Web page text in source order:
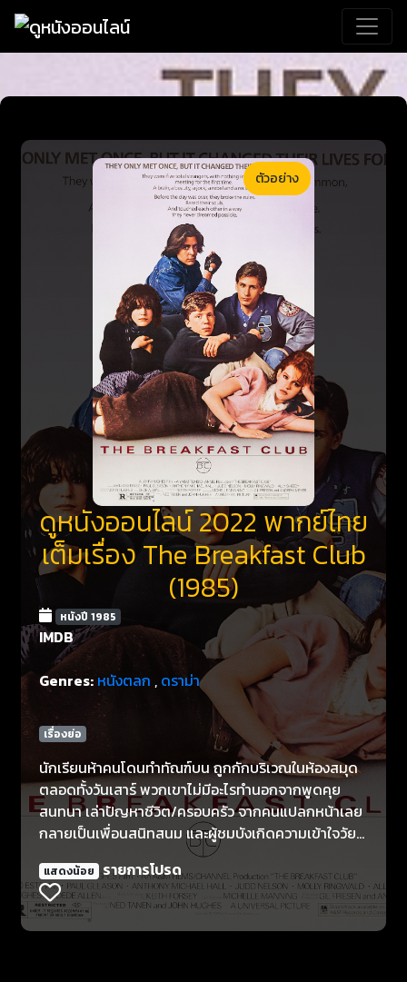
ตัวอย่าง
ดูหนังออนไลน์ 2022 พากย์ไทย
เต็มเรื่อง The Breakfast Club
(1985)
หนังปี 1985
IMDB
Genres: หนังตลก , ดราม่า
เรื่องย่อ
นักเรียนห้าคนโดนทำทัณฑ์บน ถูกกักบริเวณในห้องสมุด
ตลอดทั้งวันเสาร์ พวกเขาไม่มีอะไรทำนอกจากพูดคุย
สนทนา เล่าปัญหาชีวิต/ครอบครัว จากคนแปลกหน้าเลย
กลายเป็นเพื่อนสนิทสนม และผู้ชมบังเกิดความเข้าใจวัย
รุ่นหัวขบถ หนังที่เล่าเรื่องทั้งหมดที่เกิดขึ้นภายในหนึ่ง
วัน..เรื่องราวในเรื่องทั้งหมดเกิดขึ้นในสถานที่เกือบจะ
สถานที่เดียว และบทสนทนาก็คือเหตุการณ์ที่เกิดขึ้น
แสดงน้อย รายการโปรด